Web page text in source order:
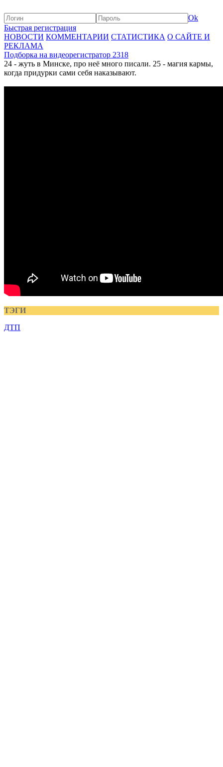
Ok
Быстрая регистрация
НОВОСТИ КОММЕНТАРИИ СТАТИСТИКА О САЙТЕ И
РЕКЛАМА
Подборка на видеорегистратор 2318
24 - жуть в Минске, про неё много писали. 25 - магия кармы,
когда придурки сами себя наказывают.
ТЭГИ
ДТП